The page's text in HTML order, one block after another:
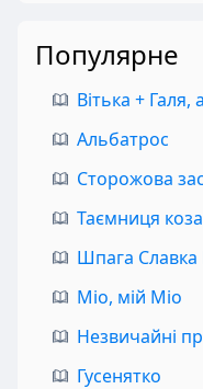
Популярне
Альбатрос
Сторожова
Таємниця
Шпага Славка
Міо, мій Міо
Незвичайні
Гусенятко